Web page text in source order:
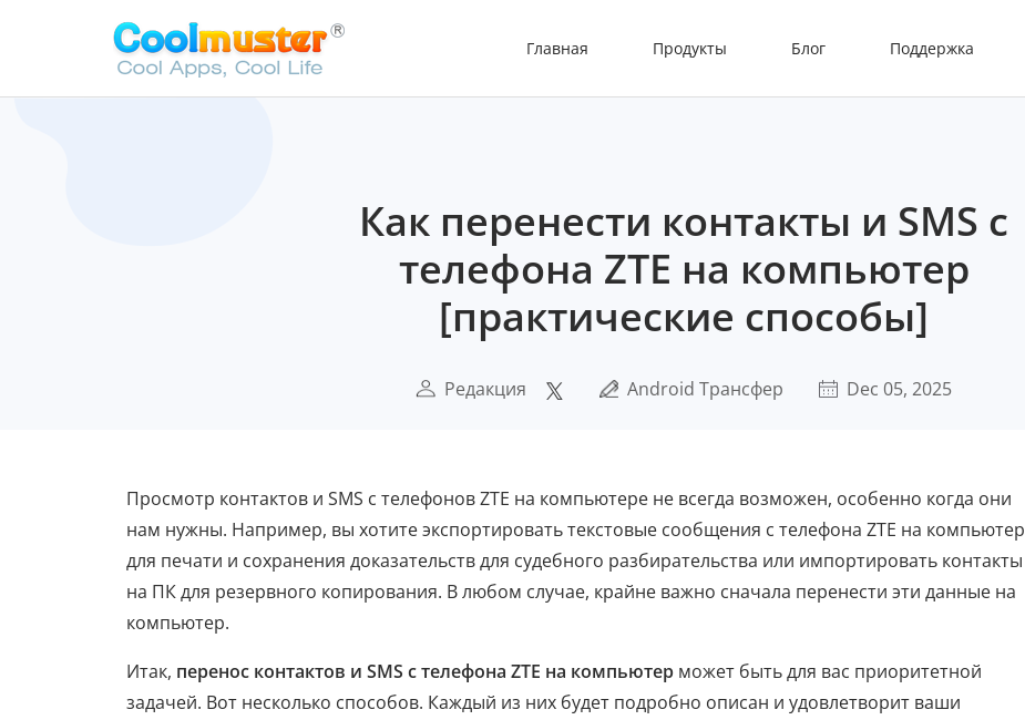
Главная Продукты Блог Поддержка
Как перенести контакты и SMS с
телефона ZTE на компьютер
[практические способы]
Редакция Android Трансфер Dec 05, 2025
Просмотр контактов и SMS с телефонов ZTE на компьютере не всегда возможен, особенно когда они
нам нужны. Например, вы хотите экспортировать текстовые сообщения с телефона ZTE на компьютер
для печати и сохранения доказательств для судебного разбирательства или импортировать контакты
на ПК для резервного копирования. В любом случае, крайне важно сначала перенести эти данные на
компьютер.
Итак, перенос контактов и SMS с телефона ZTE на компьютер может быть для вас приоритетной
задачей. Вот несколько способов. Каждый из них будет подробно описан и удовлетворит ваши